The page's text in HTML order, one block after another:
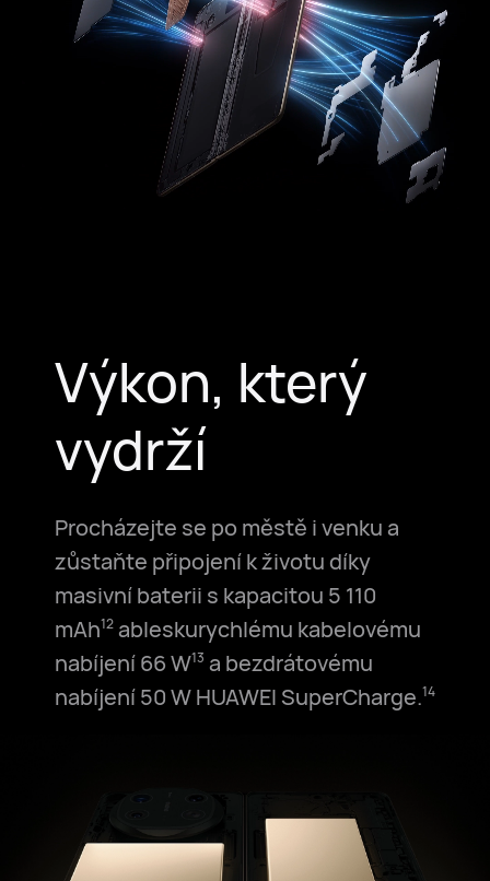
Výkon, který
vydrží
Procházejte se po městě i venku a
zůstaňte připojení k životu díky
masivní baterii s kapacitou 5 110
mAh⁠12ableskurychlému kabelovému
nabíjení 66 W⁠13 a bezdrátovému
nabíjení 50 W HUAWEI SuperCharge.⁠14